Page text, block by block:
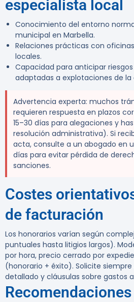
especialista local
Conocimiento del entorno
municipal en Marbella.
Relaciones prácticas con
locales.
Capacidad para anticipar
adaptadas a explotaciones de la
Advertencia experta: muchos
requieren respuesta en plazos
15–30 días para alegaciones y
resolución administrativa). Si
acta, consulte a un abogado en
días para evitar pérdida de
sanciones.
Costes
de facturación
Los honorarios varían según
puntuales hasta litigios largos).
por hora, precio cerrado por
(honorario + éxito). Solicite
detallado y cláusulas sobre gastos